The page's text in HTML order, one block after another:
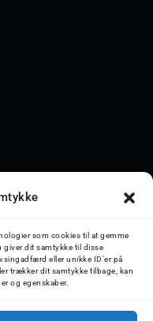
som cookies til at gemme
dit samtykke til disse
eller unikke ID'er på
trækker dit samtykke tilbage, kan
og egenskaber.